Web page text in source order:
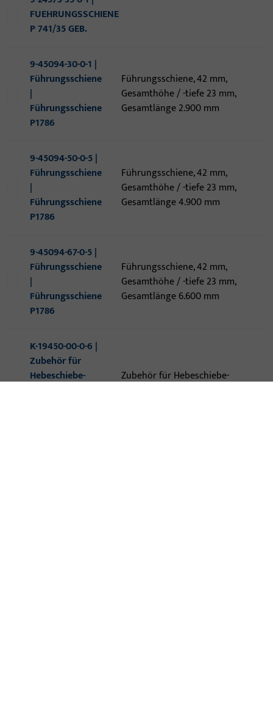
FUEHRUNGSSCHIENE
P 741/35 GEB.
9-45094-30-0-1 |
Führungsschiene
|
Führungsschiene
P1786
Führungsschiene, 42 mm,
Gesamthöhe / -tiefe 23 mm,
Gesamtlänge 2.900 mm
9-45094-50-0-5 |
Führungsschiene
|
Führungsschiene
P1786
Führungsschiene, 42 mm,
Gesamthöhe / -tiefe 23 mm,
Gesamtlänge 4.900 mm
9-45094-67-0-5 |
Führungsschiene
|
Führungsschiene
P1786
Führungsschiene, 42 mm,
Gesamthöhe / -tiefe 23 mm,
Gesamtlänge 6.600 mm
K-19450-00-0-6 |
Zubehör für
Hebeschiebe-
Zubehör für Hebeschiebe-